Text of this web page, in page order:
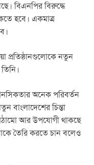
বিএনপির বিরুদ্ধে
হবে। একমাত্র
প্রতিষ্ঠানগুলোকে নতুন
অনেক পরিবর্তন
বাংলাদেশের চিন্তা
আর উপযোগী থাকছে
তৈরি করতে চান বলেও